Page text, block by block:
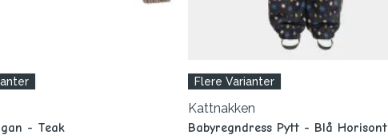
- Teak
Flere Varianter
Kattnakken
Babyregndress Pytt - Blå Horisont